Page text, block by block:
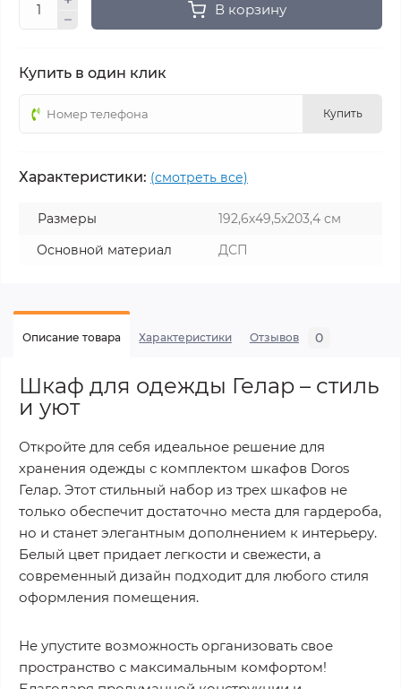
В корзину
Купить в один клик
Купить
Характеристики: (смотреть все)
Размеры
192,6х49,5х203,4 см
Основной материал
ДСП
Описание товара Характеристики Отзывов 0
Шкаф для одежды Гелар – стиль
и уют
Откройте для себя идеальное решение для
хранения одежды с комплектом шкафов Doros
Гелар. Этот стильный набор из трех шкафов не
только обеспечит достаточно места для гардероба,
но и станет элегантным дополнением к интерьеру.
Белый цвет придает легкости и свежести, а
современный дизайн подходит для любого стиля
оформления помещения.
Не упустите возможность организовать свое
пространство с максимальным комфортом!